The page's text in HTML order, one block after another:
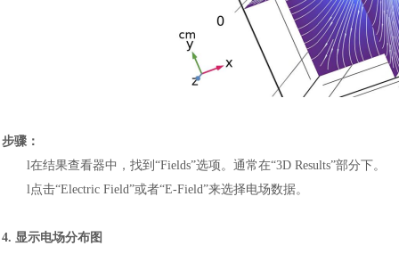
步骤：
l在结果查看器中，找到 “Fields”选项。通常在“3D Results”部分下。
l点击“Electric Field”或者“E-Field”来选择电场数据。
4. 显示电场分布图